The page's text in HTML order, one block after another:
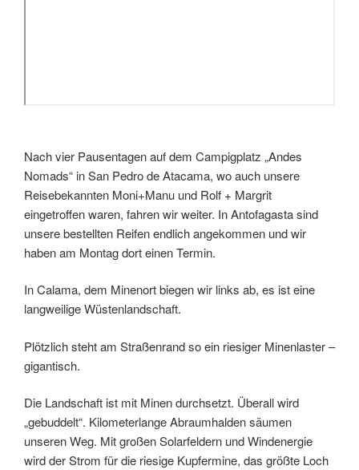
Nach vier Pausentagen auf dem Campigplatz „Andes
Nomads“ in San Pedro de Atacama, wo auch unsere
Reisebekannten Moni+Manu und Rolf + Margrit
eingetroffen waren, fahren wir weiter. In Antofagasta sind
unsere bestellten Reifen endlich angekommen und wir
haben am Montag dort einen Termin.
In Calama, dem Minenort biegen wir links ab, es ist eine
langweilige Wüstenlandschaft.
Plötzlich steht am Straßenrand so ein riesiger Minenlaster –
gigantisch.
Die Landschaft ist mit Minen durchsetzt. Überall wird
„gebuddelt“. Kilometerlange Abraumhalden säumen
unseren Weg. Mit großen Solarfeldern und Windenergie
wird der Strom für die riesige Kupfermine, das größte Loch